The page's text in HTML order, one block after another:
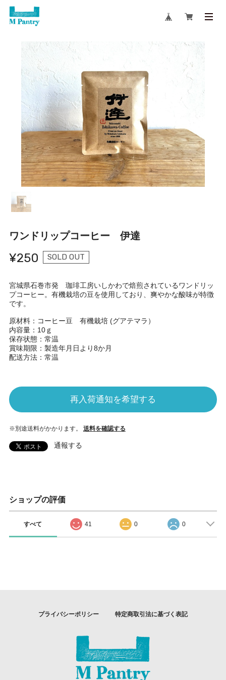
ワンドリップコーヒー 伊達
¥250 SOLD OUT
宮城県石巻市発 珈琲工房いしかわで焙煎されているワンドリッ
プコーヒー。有機栽培の豆を使用しており、爽やかな酸味が特徴
です。
原材料：コーヒー豆 有機栽培 (グアテマラ）
内容量：10ｇ
保存状態：常温
賞味期限：製造年月日より8か月
配送方法：常温
再入荷通知を希望する
※別途送料がかかります。 送料を確認する
通報する
ショップの評価
すべて 41 0 0
プライバシーポリシー 特定商取引法に基づく表記